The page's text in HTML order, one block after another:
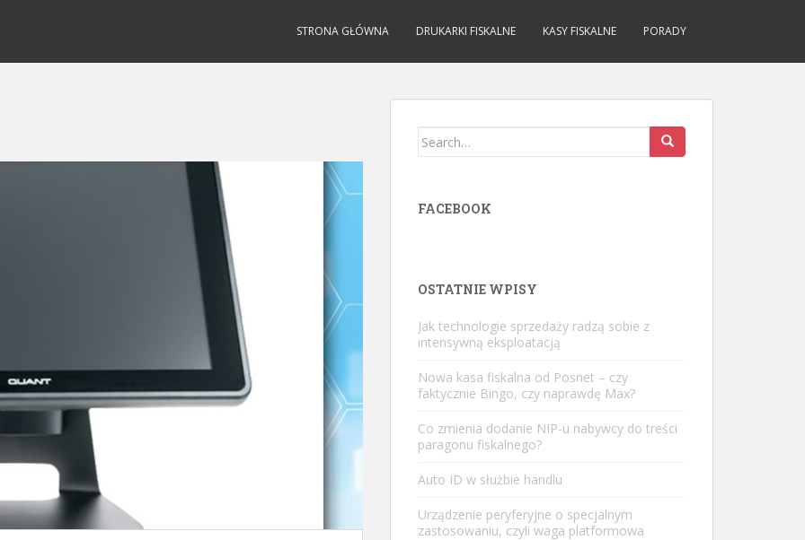
STRONA GŁÓWNA DRUKARKI FISKALNE KASY FISKALNE PORADY
Search
FACEBOOK
OSTATNIE WPISY
Jak technologie sprzedaży radzą sobie z
intensywną eksploatacją
Nowa kasa fiskalna od Posnet – czy
faktycznie Bingo, czy naprawdę Max?
Co zmienia dodanie NIP-u nabywcy do treści
paragonu fiskalnego?
Auto ID w służbie handlu
Urządzenie peryferyjne o specjalnym
zastosowaniu, czyli waga platformowa